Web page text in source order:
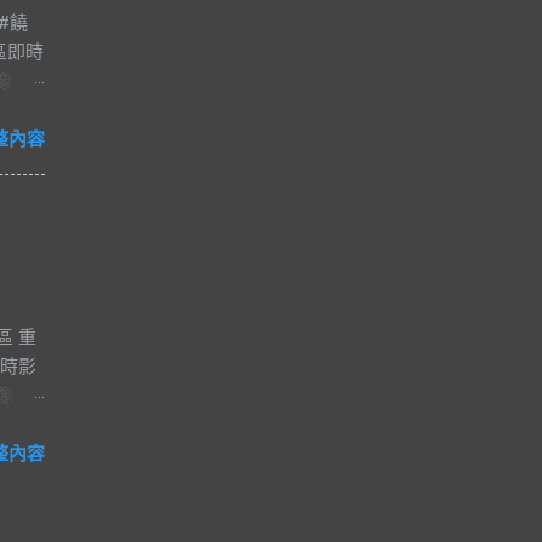
饒
即時
#
士
光
一
加
生
琅
地
內容
重
影
出入
內容